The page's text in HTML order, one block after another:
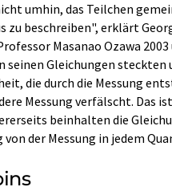
umhin, das Teilchen
beschreiben", erklärt
Masanao Ozawa
Gleichungen steckten
die durch die Messung
Messung verfälscht. Das
beinhalten die
der Messung in jedem